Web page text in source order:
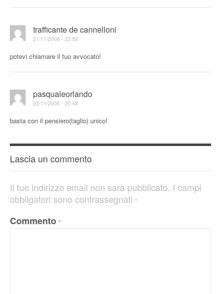
trafficante de cannelloni
21/11/2006 - 22:52
potevi chiamare il tuo avvocato!
pasqualeorlando
22/11/2006 - 20:48
basta con il pensiero(taglio) unico!
Lascia un commento
Il tuo indirizzo email non sarà pubblicato. I campi
obbligatori sono contrassegnati *
Commento *